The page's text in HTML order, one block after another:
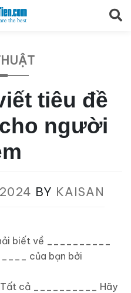
tiêu đề
người
BY KAISAN
biết về __________
của bạn bởi
cả __________ Hãy